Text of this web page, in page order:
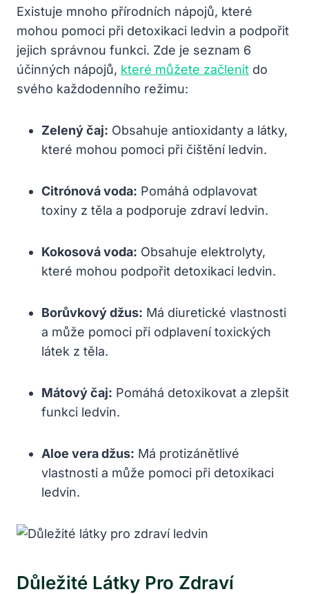
‌Existuje‍ mnoho přírodních⁣ nápojů, které
mohou pomoci při detoxikaci ledvin a ​podpořit
jejich ​správnou funkci. Zde je seznam ⁢6
účinných nápojů, které můžete začlenit do
svého‌ každodenního režimu:
Zelený čaj: Obsahuje antioxidanty ‌a látky,
které mohou⁣ pomoci při čištění ledvin.
Citrónová voda: ‍Pomáhá ‍odplavovat
toxiny z‌ těla a podporuje zdraví‍ ledvin.
Kokosová voda: Obsahuje elektrolyty,
které mohou podpořit detoxikaci ledvin.
Borůvkový džus: Má diuretické‌ vlastnosti
a může pomoci​ při odplavení toxických
látek z těla.
Mátový čaj: Pomáhá detoxikovat ⁢a zlepšit
‌funkci ledvin.
Aloe vera džus: Má⁣ protizánětlivé
vlastnosti a může pomoci při⁤ detoxikaci
ledvin.
Důležité⁣ Látky Pro Zdraví